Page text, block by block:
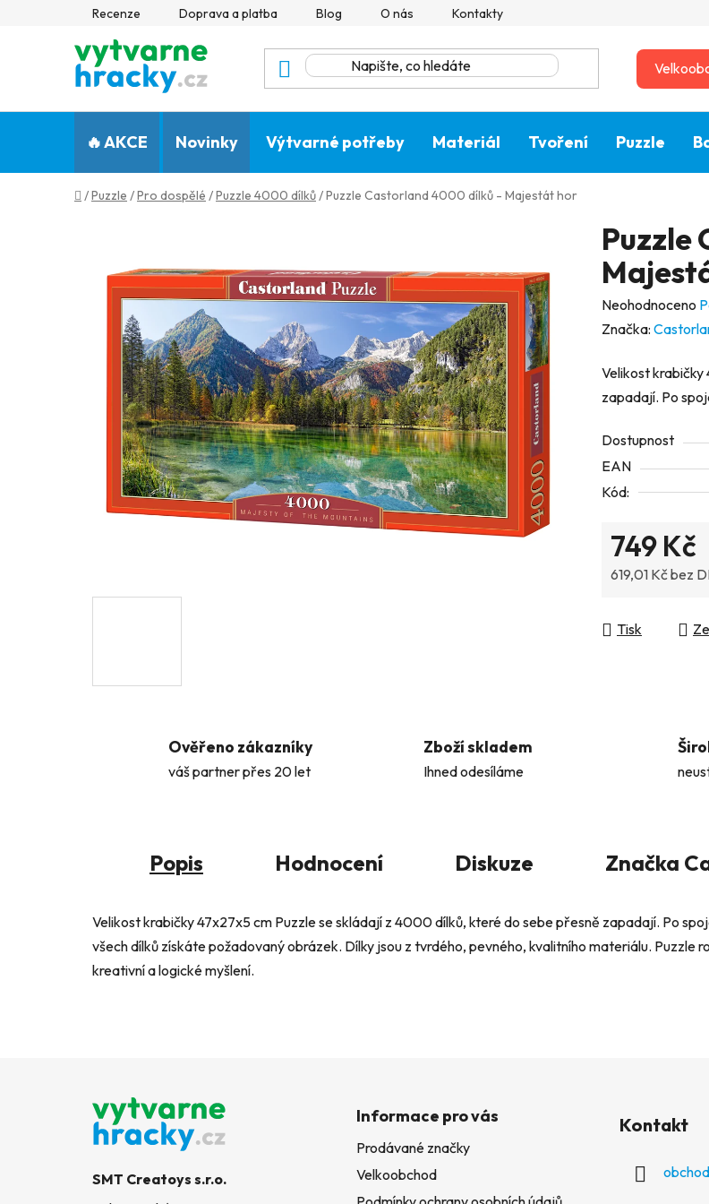
Recenze Doprava a platba Blog O nás Kontakty
🔥 AKCE Novinky Výtvarné potřeby Materiál Tvoření Puzzle
Domů
/Puzzle /Pro dospělé /Puzzle 4000 dílků/Puzzle Castorland 4000 dílků - Majestát hor
Puzzle
Průměrné
hodnocení
je
0,0
5
hvězdiček.
Neohodnoceno
Značka:
Velikost
zapadají. Po
Dostupnost
EAN
Kód:
749 Kč
619,01 Kč bez
Tisk
Ověřeno zákazníky
váš partner přes 20 let
Zboží skladem
Ihned odesíláme
Popis Hodnocení Diskuze Značka
Velikost krabičky 47x27x5 cm Puzzle se skládají z 4000 dílků, které do sebe přesně zapadají. Po
všech dílků získáte požadovaný obrázek. Dílky jsou z tvrdého, pevného, kvalitního materiálu. Puzzle
kreativní a logické myšlení.
SMT Creatoys s.r.o.
Informace pro vás
Prodávané značky
Velkoobchod
Kontakt
obchod